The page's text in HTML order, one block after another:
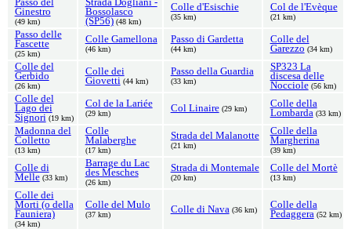
Passo del
Ginestro
(49 km)
Strada Dogliani -
Bossolasco
(SP56) (48 km)
Colle d'Esischie
(35 km)
Col de l'Evèque
(21 km)
Passo delle
Fascette
(25 km)
Colle Gamellona
(46 km)
Passo di Gardetta
(44 km)
Colle del
Garezzo (34 km)
Colle del
Gerbido
(26 km)
Colle dei
Giovetti (44 km)
Passo della Guardia
(33 km)
SP323 La
discesa delle
Nocciole (56 km)
Colle del
Lago dei
Signori (19 km)
Col de la Lariée
(29 km) Col Linaire (29 km)
Colle della
Lombarda (33 km)
Madonna del
Colletto
(13 km)
Colle
Malaberghe
(17 km)
Strada del Malanotte
(21 km)
Colle della
Margherina
(39 km)
Colle di
Melle (33 km)
Barrage du Lac
des Mesches
(26 km)
Strada di Montemale
(20 km)
Colle del Mortè
(13 km)
Colle dei
Morti (o della
Fauniera)
(34 km)
Colle del Mulo
(37 km) Colle di Nava (36 km)
Colle della
Pedaggera (52 km)